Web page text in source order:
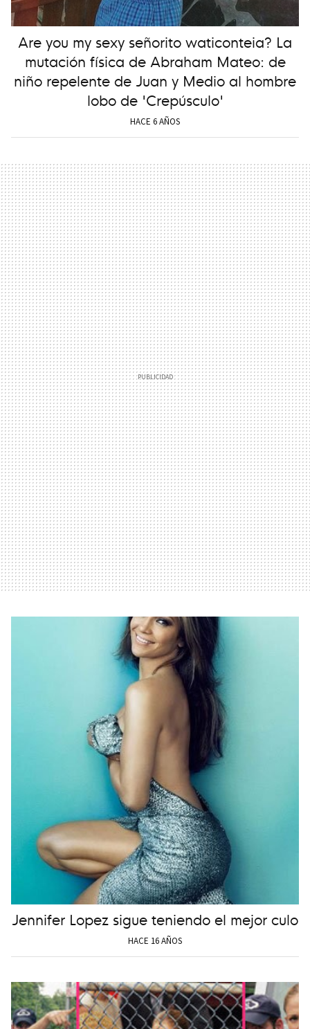
Are you my sexy señorito waticonteia? La
mutación física de Abraham Mateo: de
niño repelente de Juan y Medio al hombre
lobo de 'Crepúsculo'
HACE 6 AÑOS
Jennifer Lopez sigue teniendo el mejor culo
HACE 16 AÑOS